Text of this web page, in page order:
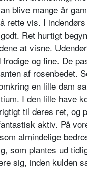
blive mange år
rette vis. I
Ret hurtigt
at visne.
frodige og fine. De
af rosenbedet.
en lille dam
I den lille have
til deres ret, og
aktiv. På
almindelige
som plantes ud
sig, inden kulden